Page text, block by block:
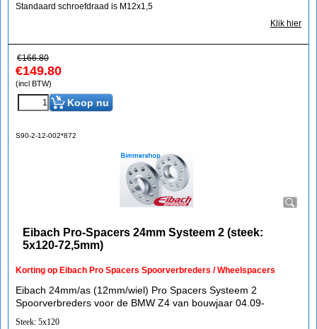
Standaard schroefdraad is M12x1,5
Klik hier
€166.80
€149.80
(incl BTW)
Koop nu
S90-2-12-002*872
Eibach Pro-Spacers 24mm Systeem 2 (steek:
5x120-72,5mm)
Korting op Eibach Pro Spacers Spoorverbreders / Wheelspacers
Eibach 24mm/as (12mm/wiel) Pro Spacers Systeem 2
Spoorverbreders voor de BMW Z4 van bouwjaar 04.09-
Steek: 5x120